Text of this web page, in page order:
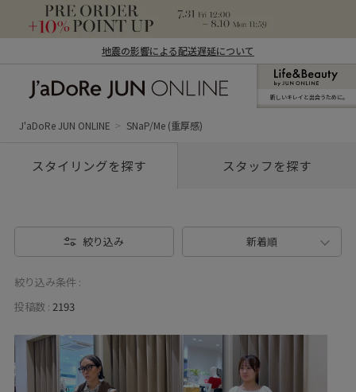
地震の影響による配送遅延について
ン オンライン）
新しいキレイと出合うために。
J'aDoRe JUN ONLINE SNaP/Me (重厚感)
スタイリングを探す スタッフを探す
絞り込み 新着順
絞り込み条件 :
投稿数 : 2193